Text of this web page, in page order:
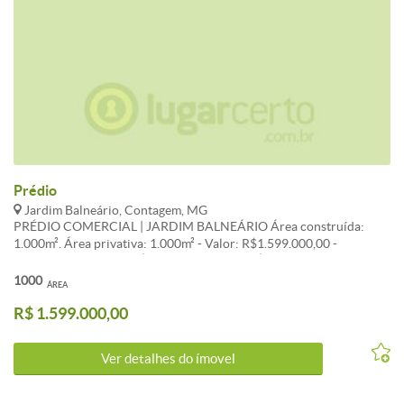
Prédio
Jardim Balneário, Contagem, MG
PRÉDIO COMERCIAL | JARDIM BALNEÁRIO Área construída:
1.000m². Área privativa: 1.000m² - Valor: R$1.599.000,00 -
Os valores de aluguel e dos encargos (IPTU/condomínio etc.)
Por esse motivo os valores deverão ser confirmados no nosso setor
ÁREA
1000
R$ 1.599.000,00
Ver detalhes do ímovel